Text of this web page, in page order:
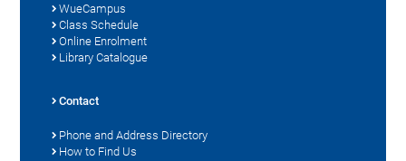
WueCampus
Class Schedule
Online Enrolment
Library Catalogue
Contact
Phone and Address Directory
How to Find Us